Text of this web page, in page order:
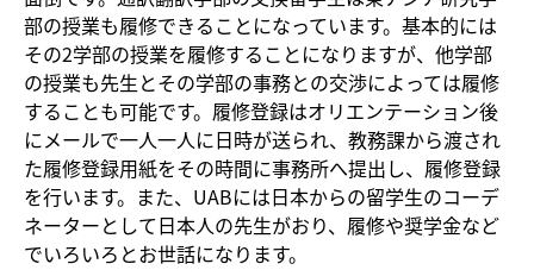
部の授業も履修できることになっています。基本的には
その2学部の授業を履修することになりますが、他学部
の授業も先生とその学部の事務との交渉によっては履修
することも可能です。履修登録はオリエンテーション後
にメールで一人一人に日時が送られ、教務課から渡され
た履修登録用紙をその時間に事務所へ提出し、履修登録
を行います。また、UABには日本からの留学生のコーデ
ネーターとして日本人の先生がおり、履修や奨学金など
でいろいろとお世話になります。